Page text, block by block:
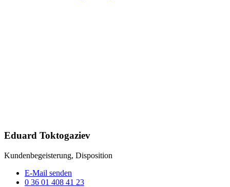
Eduard Toktogaziev
Kundenbegeisterung, Disposition
E-Mail senden
0 36 01 408 41 23